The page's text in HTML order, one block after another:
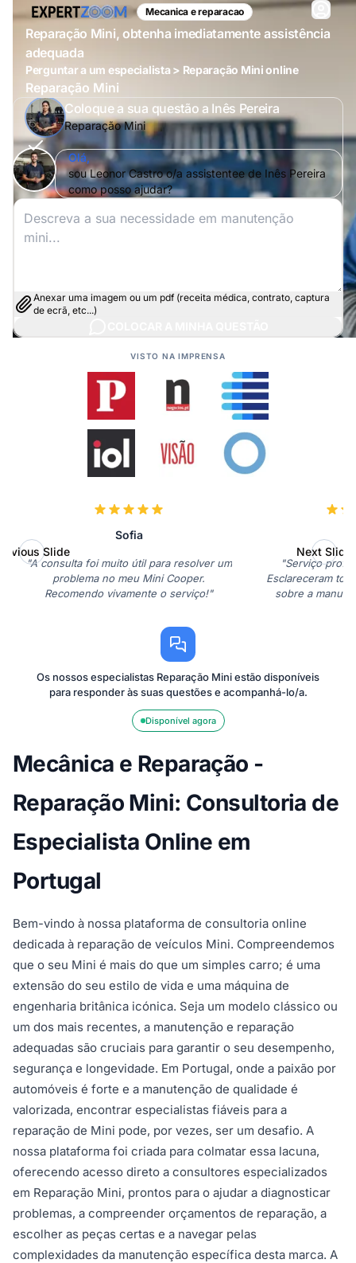
Mecanica e reparacao
Reparação Mini, obtenha imediatamente assistência
adequada
Perguntar a um especialista > Reparação Mini online
Reparação Mini
Coloque a sua questão a Inês Pereira
Reparação Mini
Olá,
sou Leonor Castro o/a assistentee de Inês Pereira
como posso ajudar?
Anexar uma imagem ou um pdf (receita médica, contrato, captura
de ecrã, etc...)
VISTO NA IMPRENSA
Sofia
"A consulta foi muito útil para resolver um
problema no meu Mini Cooper.
Recomendo vivamente o serviço!"
"Serviço
Esclareceram
sobre a
Slide Next Slide
Os nossos especialistas Reparação Mini estão disponíveis
para responder às suas questões e acompanhá-lo/a.
Disponível agora
Mecânica e Reparação -
Reparação Mini: Consultoria de
Especialista Online em
Portugal
Bem-vindo à nossa plataforma de consultoria online
dedicada à reparação de veículos Mini. Compreendemos
que o seu Mini é mais do que um simples carro; é uma
extensão do seu estilo de vida e uma máquina de
engenharia britânica icónica. Seja um modelo clássico ou
um dos mais recentes, a manutenção e reparação
adequadas são cruciais para garantir o seu desempenho,
segurança e longevidade. Em Portugal, onde a paixão por
automóveis é forte e a manutenção de qualidade é
valorizada, encontrar especialistas fiáveis para a
reparação de Mini pode, por vezes, ser um desafio. A
nossa plataforma foi criada para colmatar essa lacuna,
oferecendo acesso direto a consultores especializados
em Reparação Mini, prontos para o ajudar a diagnosticar
problemas, a compreender orçamentos de reparação, a
escolher as peças certas e a navegar pelas
complexidades da manutenção específica desta marca. A